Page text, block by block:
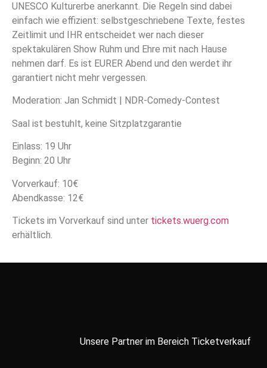
UNESCO Kulturerbe anerkannt. Die Regeln sind dabei
einfach wie effizient: selbstgeschriebene Texte, festes
Zeitlimit und IHR entscheidet wer nach dieser
spektakulären Show Ruhm und Ehre mit nach Hause
nehmen darf. Es ist EURER Abend und den werdet ihr
garantiert nicht mehr vergessen.
Moderation: Jan Schmidt | NDR-Comedy-Contest
Saal ist bestuhlt, keine Sitzplatzgarantie
Einlass: 19 Uhr
Beginn: 20 Uhr
Vorverkauf: 10€
Abendkasse: 12€
Tickets im Vorverkauf sind unter tickets.wuerg.com
erhältlich.
Unsere Partner im Bereich Ticketverkauf